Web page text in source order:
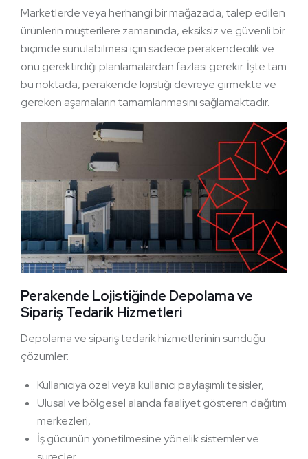
Marketlerde veya herhangi bir mağazada, talep edilen
ürünlerin müşterilere zamanında, eksiksiz ve güvenli bir
biçimde sunulabilmesi için sadece perakendecilik ve
onu gerektirdiği planlamalardan fazlası gerekir. İşte tam
bu noktada, perakende lojistiği devreye girmekte ve
gereken aşamaların tamamlanmasını sağlamaktadır.
Perakende Lojistiğinde Depolama ve
Sipariş Tedarik Hizmetleri
Depolama ve sipariş tedarik hizmetlerinin sunduğu
çözümler:
Kullanıcıya özel veya kullanıcı paylaşımlı tesisler,
Ulusal ve bölgesel alanda faaliyet gösteren dağıtım
merkezleri,
İş gücünün yönetilmesine yönelik sistemler ve